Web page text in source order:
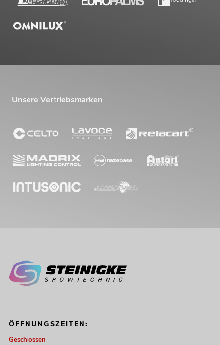
Unsere Vertriebsmarken
ÖFFNUNGSZEITEN:
Geschlossen